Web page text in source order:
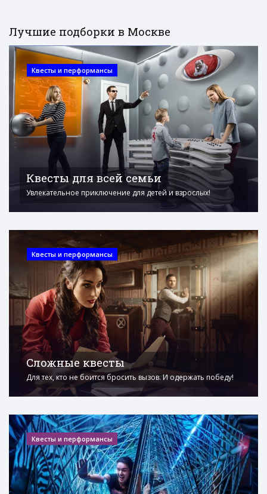
Лучшие подборки в Москве
Квесты и перформансы
Квесты для всей семьи
Увлекательное приключение для детей и взрослых!
Квесты и перформансы
Сложные квесты
Для тех, кто не боится бросить вызов. И одержать победу!
Квесты и перформансы